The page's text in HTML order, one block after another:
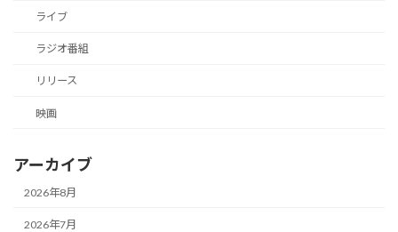
ライブ
ラジオ番組
リリース
映画
アーカイブ
2026年8月
2026年7月